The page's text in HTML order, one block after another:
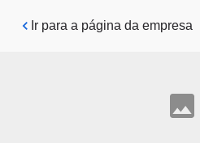
Pular para o conteúdo principal
Ir para a página da empresa